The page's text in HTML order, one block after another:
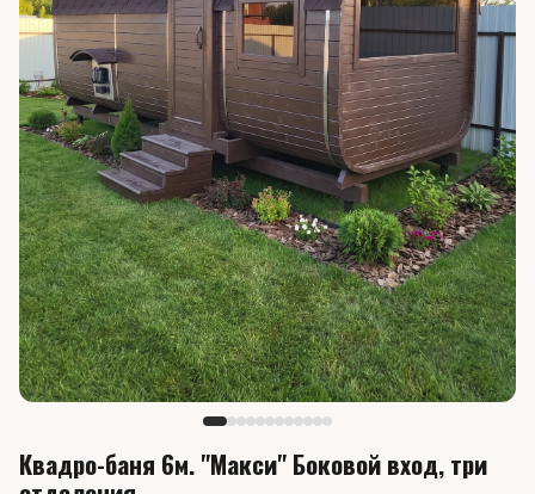
Квадро-баня 6м. "Макси" Боковой вход, три